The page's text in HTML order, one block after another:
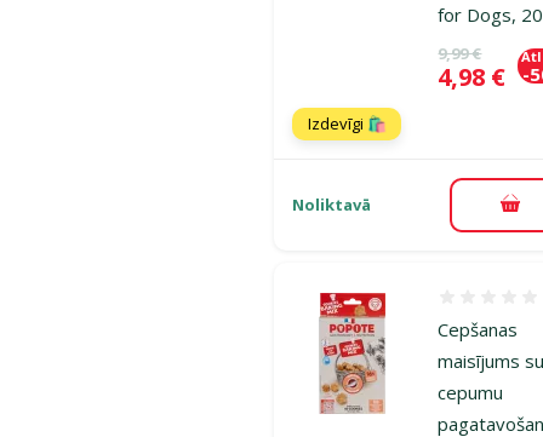
for Dogs,
Oriģinālā
9,99 €
Cena
4,98 € -
Izdevīgi 🛍️
Noliktavā
Cepšanas
maisījums
cepumu